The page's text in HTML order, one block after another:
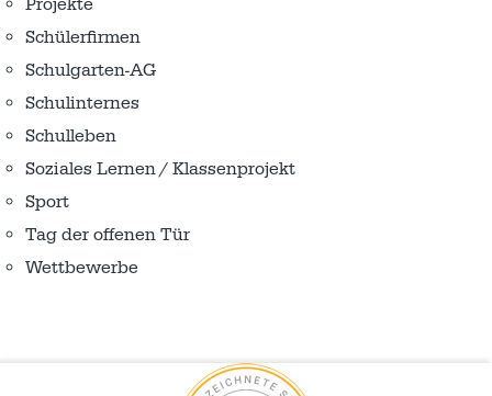
Schülerfirmen
Schulgarten-AG
Schulinternes
Schulleben
Soziales Lernen / Klassenprojekt
Sport
Tag der offenen Tür
Wettbewerbe